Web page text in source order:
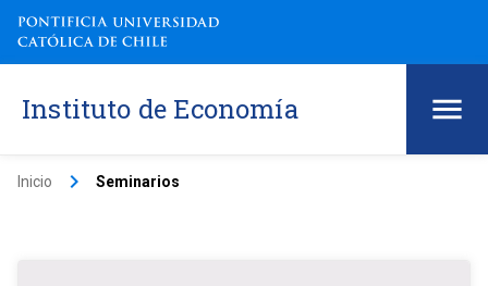
Instituto de Economía
Inicio keyboard_arrow_right Seminarios